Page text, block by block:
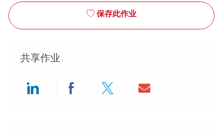
保存此作业
共享作业